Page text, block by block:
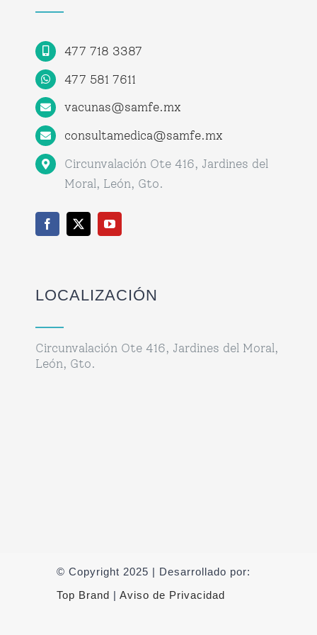
Centro de Atención Médica
Citas
477 718 3387
477 581 7611
vacunas@samfe.mx
consultamedica@samfe.mx
Circunvalación Ote 416, Jardines del
Moral, León, Gto.
LOCALIZACIÓN
Circunvalación Ote 416, Jardines del Moral,
León, Gto.
© Copyright 2025 | Desarrollado por:
Top Brand | Aviso de Privacidad